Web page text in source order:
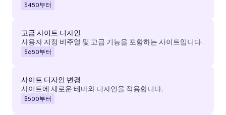
$450부터
고급 사이트 디자인
사용자 지정 비주얼 및 고급 기능을 포함하는 사이트입니다.
$650부터
사이트 디자인 변경
사이트에 새로운 테마와 디자인을 적용합니다.
$500부터